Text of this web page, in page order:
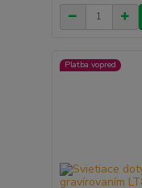
Platba vopred